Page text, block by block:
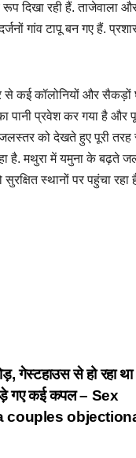
दिखा रही हैं.
गांव टापू बन गए हैं.
कई कॉलोनियों और सैकड़ों
पानी प्रवेश कर गया है और
को देखते हुए पूरी
है. मथुरा में यमुना के
स्थानों पर पहुंचा रहा
गेस्टहाउस से हो रहा था
गए कई कपल – Sex
couples